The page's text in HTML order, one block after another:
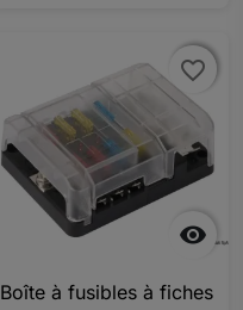

favorite_border
favorite_border
Boîte à fusibles à fiches